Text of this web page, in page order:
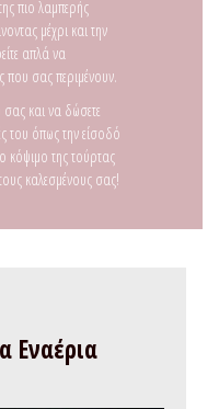
πιο λαμπερής
μέχρι και την
απλά να
που σας περιμένουν.
σας και να δώσετε
του όπως την είσοδό
κόψιμο της τούρτας
καλεσμένους σας!
Εναέρια